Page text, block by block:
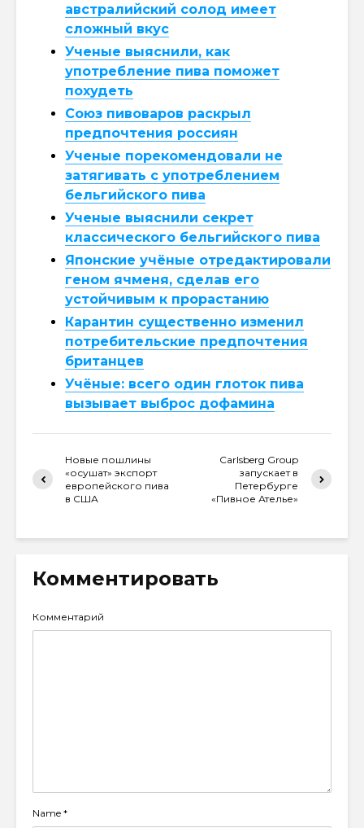
австралийский солод имеет
сложный вкус
Ученые выяснили, как
употребление пива поможет
похудеть
Союз пивоваров раскрыл
предпочтения россиян
Ученые порекомендовали не
затягивать с употреблением
бельгийского пива
Ученые выяснили секрет
классического бельгийского пива
Японские учёные отредактировали
геном ячменя, сделав его
устойчивым к прорастанию
Карантин существенно изменил
потребительские предпочтения
британцев
Учёные: всего один глоток пива
вызывает выброс дофамина
Новые пошлины
«осушат» экспорт
европейского пива
в США
Carlsberg Group
запускает в
Петербурге
«Пивное Ателье»
Комментировать
Комментарий
Name *